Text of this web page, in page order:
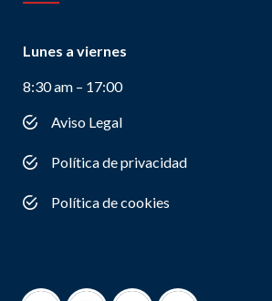
Lunes a viernes
8:30 am – 17:00
Aviso Legal
Política de privacidad
Política de cookies